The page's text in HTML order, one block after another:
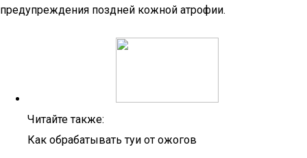
предупреждения поздней кожной атрофии.
Читайте также:
Как обрабатывать туи от ожогов